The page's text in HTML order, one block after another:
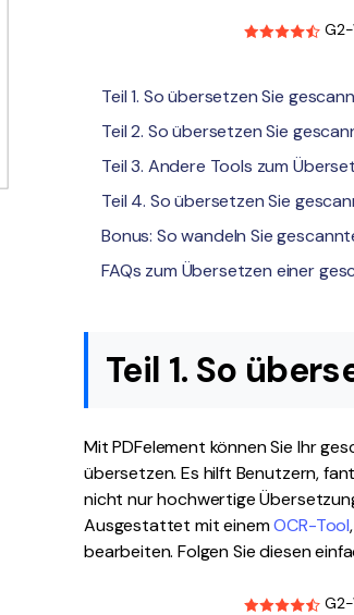
Teil 1. So übersetzen Sie
Teil 2. So übersetzen Sie
Teil 3. Andere Tools zum
Teil 4. So übersetzen Sie
Bonus: So wandeln Sie
FAQs zum Übersetzen einer
Teil 1. So
Mit PDFelement können Sie Ihr
übersetzen. Es hilft Benutzern,
nicht nur hochwertige
Ausgestattet mit einemOCR-Tool
bearbeiten. Folgen Sie diesen